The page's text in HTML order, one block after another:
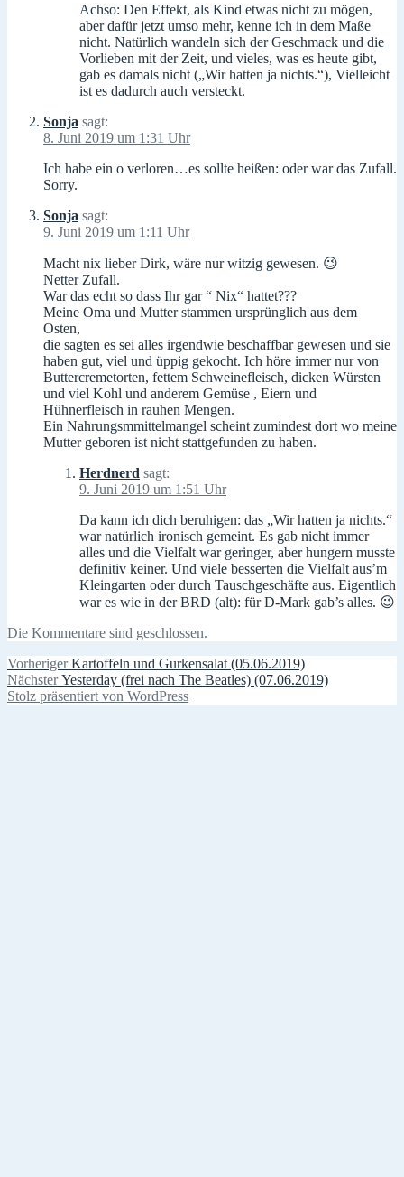
Achso: Den Effekt, als Kind etwas nicht zu mögen,
aber dafür jetzt umso mehr, kenne ich in dem Maße
nicht. Natürlich wandeln sich der Geschmack und die
Vorlieben mit der Zeit, und vieles, was es heute gibt,
gab es damals nicht („Wir hatten ja nichts.“), Vielleicht
ist es dadurch auch versteckt.
Sonja sagt:
8. Juni 2019 um 1:31 Uhr
Ich habe ein o verloren…es sollte heißen: oder war das Zufall.
Sorry.
Sonja sagt:
9. Juni 2019 um 1:11 Uhr
Macht nix lieber Dirk, wäre nur witzig gewesen. 😉
Netter Zufall.
War das echt so dass Ihr gar “ Nix“ hattet???
Meine Oma und Mutter stammen ursprünglich aus dem
Osten,
die sagten es sei alles irgendwie beschaffbar gewesen und sie
haben gut, viel und üppig gekocht. Ich höre immer nur von
Buttercremetorten, fettem Schweinefleisch, dicken Würsten
und viel Kohl und anderem Gemüse , Eiern und
Hühnerfleisch in rauhen Mengen.
Ein Nahrungsmmittelmangel scheint zumindest dort wo meine
Mutter geboren ist nicht stattgefunden zu haben.
Herdnerd sagt:
9. Juni 2019 um 1:51 Uhr
Da kann ich dich beruhigen: das „Wir hatten ja nichts.“
war natürlich ironisch gemeint. Es gab nicht immer
alles und die Vielfalt war geringer, aber hungern musste
definitiv keiner. Und viele besserten die Vielfalt aus’m
Kleingarten oder durch Tauschgeschäfte aus. Eigentlich
war es wie in der BRD (alt): für D-Mark gab’s alles. 😉
Die Kommentare sind geschlossen.
Beitragsnavigation
Vorheriger Vorheriger
Beitrag:
Kartoffeln und Gurkensalat (05.06.2019)
Nächster Nächster
Beitrag:
Yesterday (frei nach The Beatles) (07.06.2019)
Stolz präsentiert von WordPress